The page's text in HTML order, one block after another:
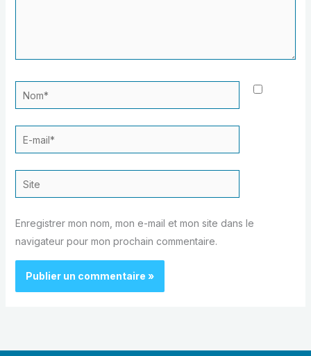
Nom*
E-
mail*
Site
Enregistrer mon nom, mon e-mail et mon site dans le
navigateur pour mon prochain commentaire.